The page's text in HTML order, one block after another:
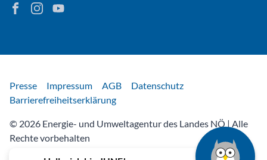
Finden Sie Energie in Niederösterreich auf Facebook
Folgen Sie Energie in Niederösterreich auf Instagram
Besuchen Sie den YouTube-Kanal der eNu
Rechtliches
Presse Impressum AGB
Datenschutz
Barrierefreiheitserklärung
© 2026 Energie- und Umweltagentur des Landes NÖ | Alle
Rechte vorbehalten